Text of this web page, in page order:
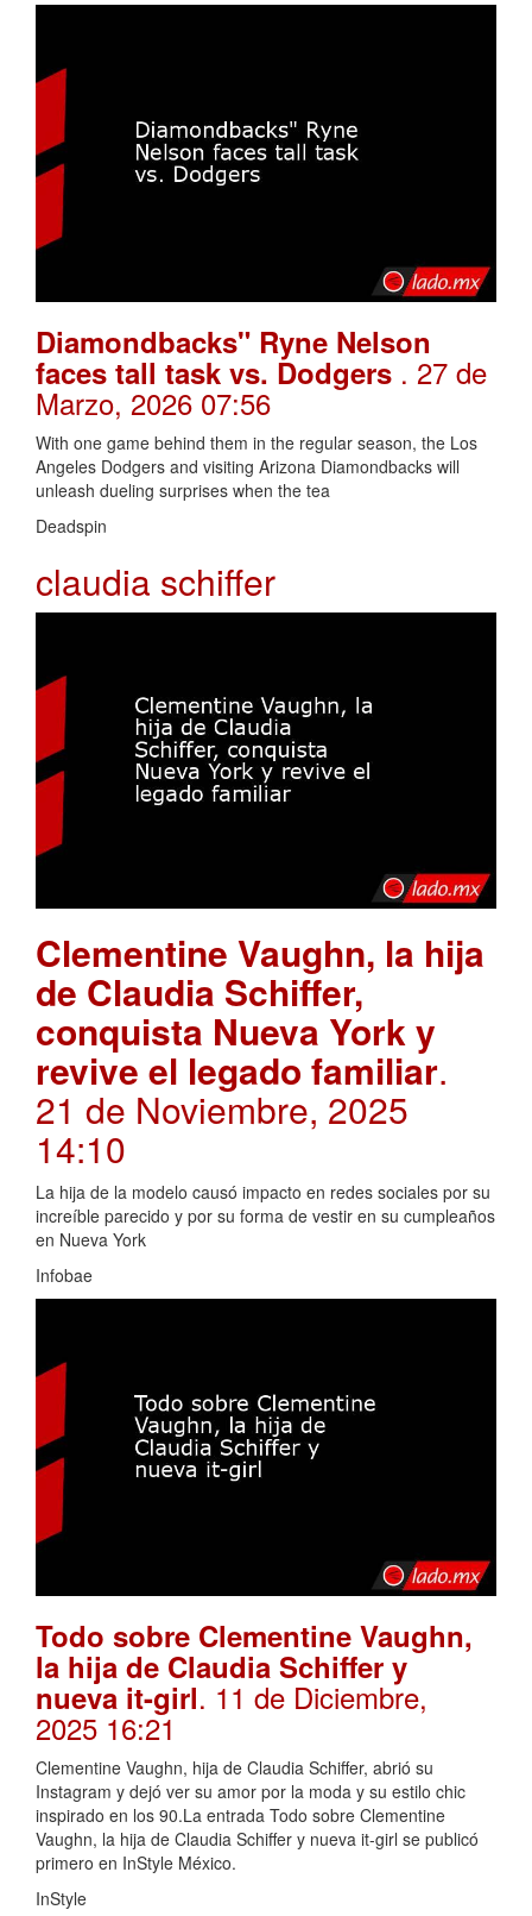
Diamondbacks" Ryne Nelson
faces tall task vs. Dodgers . 27 de
Marzo, 2026 07:56
With one game behind them in the regular season, the Los
Angeles Dodgers and visiting Arizona Diamondbacks will
unleash dueling surprises when the tea
Deadspin
claudia schiffer
Clementine Vaughn, la hija
de Claudia Schiffer,
conquista Nueva York y
revive el legado familiar.
21 de Noviembre, 2025
14:10
La hija de la modelo causó impacto en redes sociales por su
increíble parecido y por su forma de vestir en su cumpleaños
en Nueva York
Infobae
Todo sobre Clementine Vaughn,
la hija de Claudia Schiffer y
nueva it-girl. 11 de Diciembre,
2025 16:21
Clementine Vaughn, hija de Claudia Schiffer, abrió su
Instagram y dejó ver su amor por la moda y su estilo chic
inspirado en los 90.La entrada Todo sobre Clementine
Vaughn, la hija de Claudia Schiffer y nueva it-girl se publicó
primero en InStyle México.
InStyle